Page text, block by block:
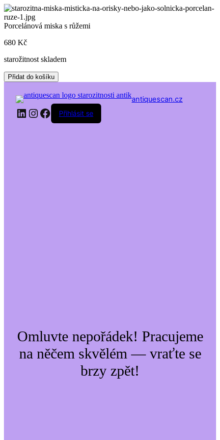
Skip
to
content
Porcelánová miska s růžemi
680 Kč
starožitnost skladem
Porcelánová
miska
růžemi
množství
Přidat do košíku
antiquescan.cz
LinkedIn
Instagram
Facebook
Přihlásit se
Omluvte nepořádek! Pracujeme
na něčem skvělém — vraťte se
brzy zpět!